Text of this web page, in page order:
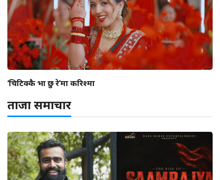
‘चिटिक्कै भा छु रे’मा करिश्मा
ताजा समाचार